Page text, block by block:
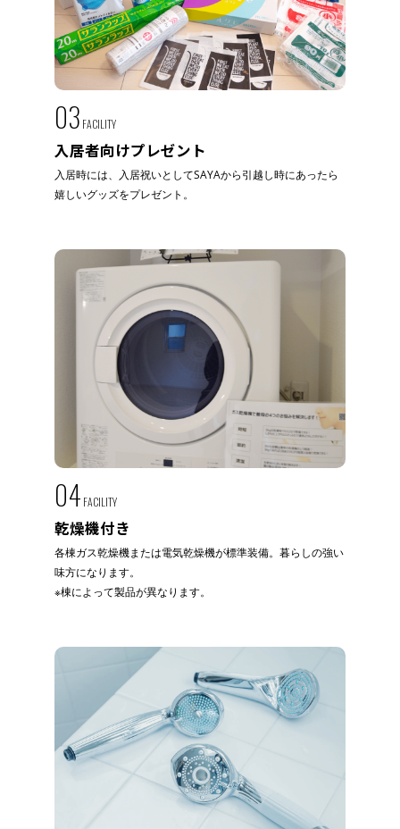
03 FACILITY
入居者向けプレゼント
入居時には、入居祝いとしてSAYAから引越し時にあったら
嬉しいグッズをプレゼント。
04 FACILITY
乾燥機付き
各棟ガス乾燥機または電気乾燥機が標準装備。暮らしの強い
味方になります。
※棟によって製品が異なります。